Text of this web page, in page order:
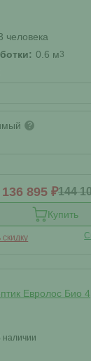
человека
0.6 м3
?
136 895 ₽144
Купить
Евролос Био 4
наличии